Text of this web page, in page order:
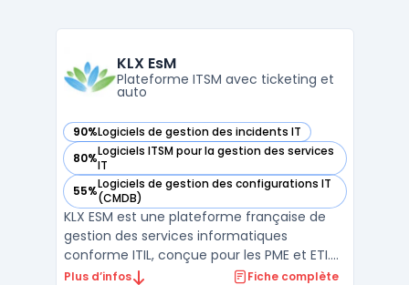
KLX EsM
Plateforme ITSM avec ticketing et
auto
90%Logiciels de gestion des incidents IT
— voir KLX EsM dans cette catégorie
80%Logiciels ITSM pour la gestion des services
IT
— voir KLX EsM dans cette catégorie
55%Logiciels de gestion des configurations IT
(CMDB)
— voir KLX EsM dans cette catégorie
KLX ESM est une plateforme française de
gestion des services informatiques
conforme ITIL, conçue pour les PME et ETI.
Développée et hébergée entièrement en
Plus d’infos Fiche complète